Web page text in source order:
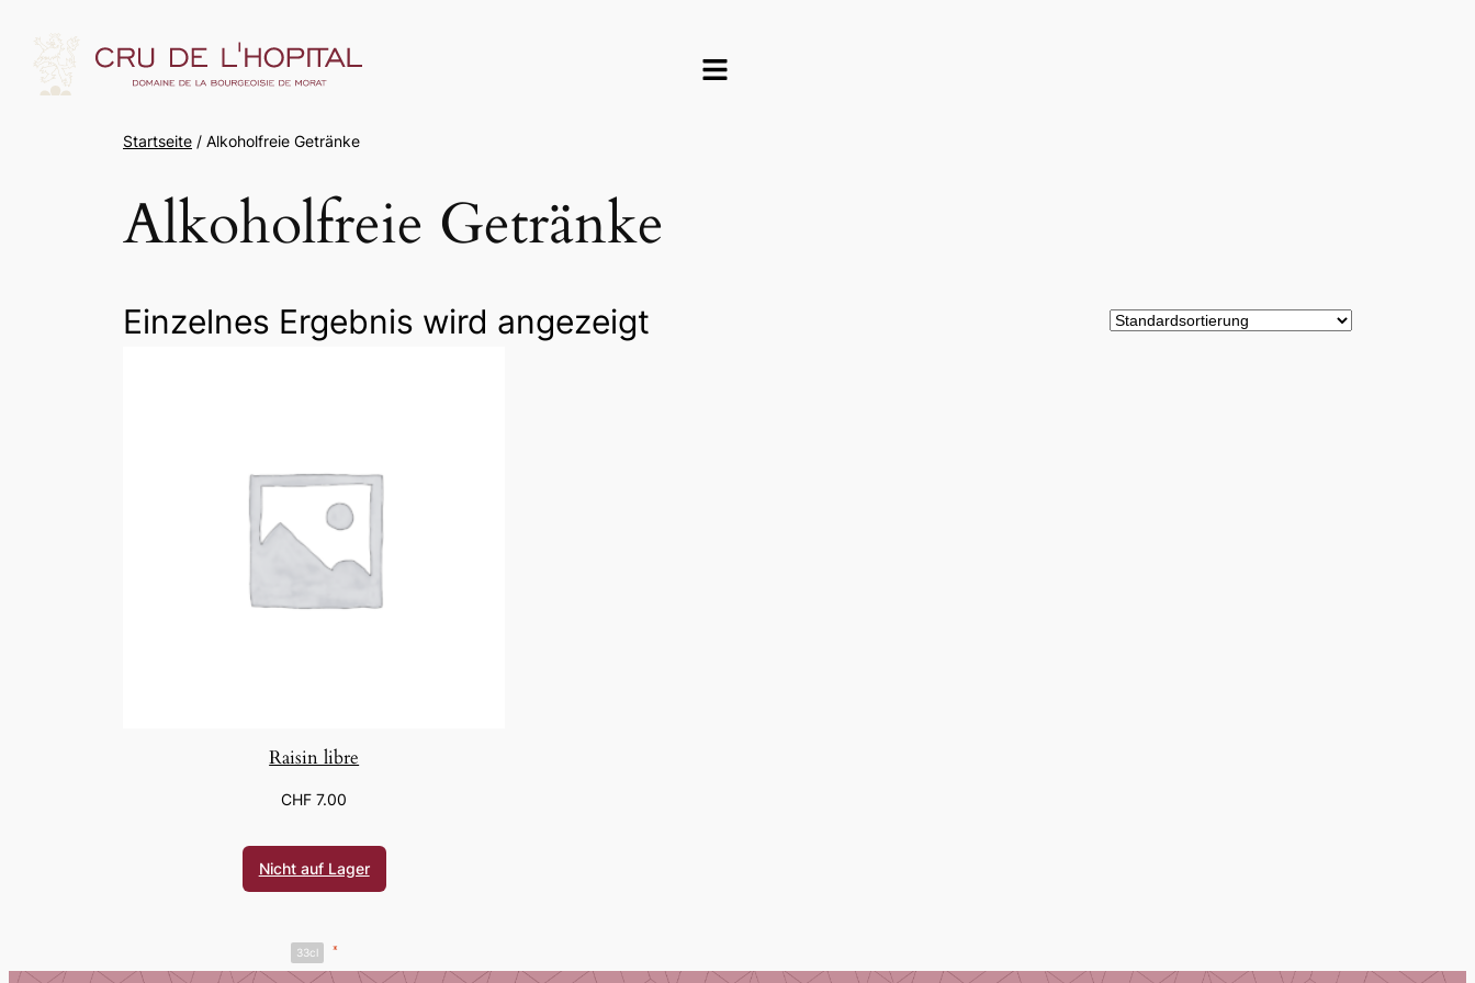
Startseite / Alkoholfreie Getränke
Alkoholfreie Getränke
Einzelnes Ergebnis wird angezeigt
Raisin libre
CHF 7.00
Nicht auf Lager
33cl *